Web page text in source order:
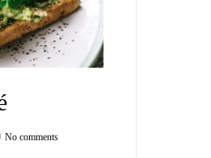
No comments